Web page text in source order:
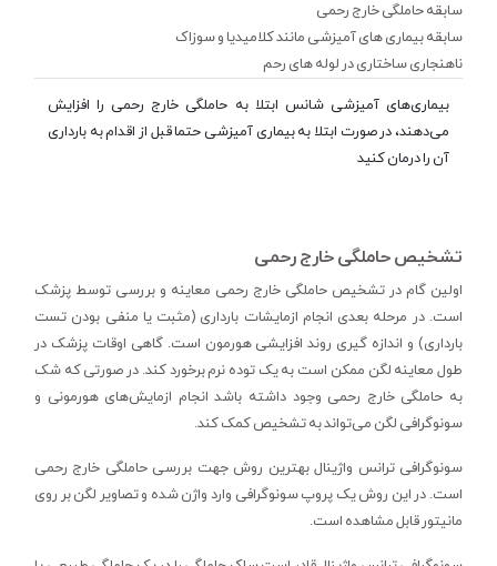
سابقه حاملگی خارج رحمی
سابقه بیماری های آمیزشی مانند کلامیدیا و سوزاک
ناهنجاری ساختاری در لوله های رحم
بیماری‌های آمیزشی شانس ابتلا به حاملگی خارج رحمی را افزایش
می‌دهند، در صورت ابتلا به بیماری آمیزشی حتما قبل از اقدام به بارداری
آن را درمان کنید
تشخیص حاملگی خارج رحمی
اولین گام در تشخیص حاملگی خارج رحمی معاینه و بررسی توسط پزشک
است. در مرحله بعدی انجام ازمایشات بارداری (مثبت یا منفی بودن تست
بارداری) و اندازه گیری روند افزایشی هورمون است. گاهی اوقات پزشک در
طول معاینه لگن ممکن است به یک توده نرم برخورد کند. در صورتی که شک
به حاملگی خارج رحمی وجود داشته باشد انجام ازمایش‌های هورمونی و
سونوگرافی لگن می‌تواند به تشخیص کمک کند.
سونوگرافی ترانس واژینال بهترین روش جهت بررسی حاملگی خارج رحمی
است. در این روش یک پروپ سونوگرافی وارد واژن شده و تصاویر لگن بر روی
مانیتور قابل مشاهده است.